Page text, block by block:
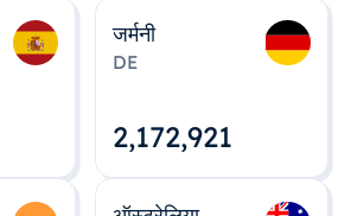
जर्मनी
DE
2,172,922